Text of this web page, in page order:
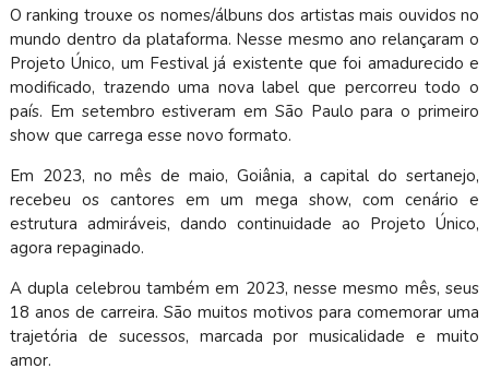
O ranking trouxe os nomes/álbuns dos artistas mais ouvidos no
mundo dentro da plataforma. Nesse mesmo ano relançaram o
Projeto Único, um Festival já existente que foi amadurecido e
modificado, trazendo uma nova label que percorreu todo o
país. Em setembro estiveram em São Paulo para o primeiro
show que carrega esse novo formato.
Em 2023, no mês de maio, Goiânia, a capital do sertanejo,
recebeu os cantores em um mega show, com cenário e
estrutura admiráveis, dando continuidade ao Projeto Único,
agora repaginado.
A dupla celebrou também em 2023, nesse mesmo mês, seus
18 anos de carreira. São muitos motivos para comemorar uma
trajetória de sucessos, marcada por musicalidade e muito
amor.